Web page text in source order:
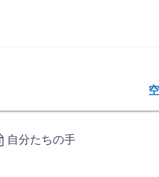
自分たちの手